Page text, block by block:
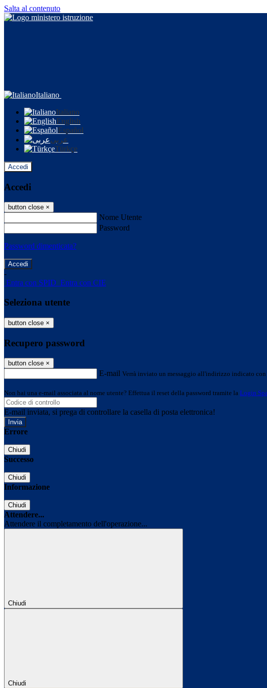
Salta al contenuto
Italiano
Italiano
English
Español
عربى
Türkçe
Accedi
Accedi
button close ×
Nome Utente
Password
Password dimenticata?
-
Entra con SPID Entra con CIE
Seleziona utente
button close ×
Recupero password
button close ×
E-mail Verrà inviato un messaggio all'indirizzo indicato con
Non hai una e-mail associata al nome utente? Effettua il reset della password tramite la Login
E-mail inviata, si prega di controllare la casella di posta elettronica!
Errore
Chiudi
Successo
Chiudi
Informazione
Chiudi
Attendere...
Attendere il completamento dell'operazione...
Chiudi
Chiudi